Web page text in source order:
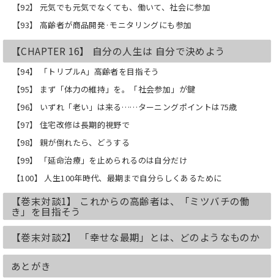
【92】 元気でも元気でなくても、働いて、社会に参加
【93】 高齢者が商品開発·モニタリングにも参加
【CHAPTER 16】 自分の人生は 自分で決めよう
【94】 「トリプルA」高齢者を目指そう
【95】 まず「体力の維持」を。「社会参加」が鍵
【96】 いずれ「老い」は来る……ターニングポイントは75歳
【97】 住宅改修は長期的視野で
【98】 親が倒れたら、どうする
【99】 「延命治療」を止められるのは自分だけ
【100】 人生100年時代、最期まで自分らしくあるために
【巻末対談1】 これからの高齢者は、「ミツバチの働
き」を目指そう
【巻末対談2】 「幸せな最期」とは、どのようなものか
あとがき